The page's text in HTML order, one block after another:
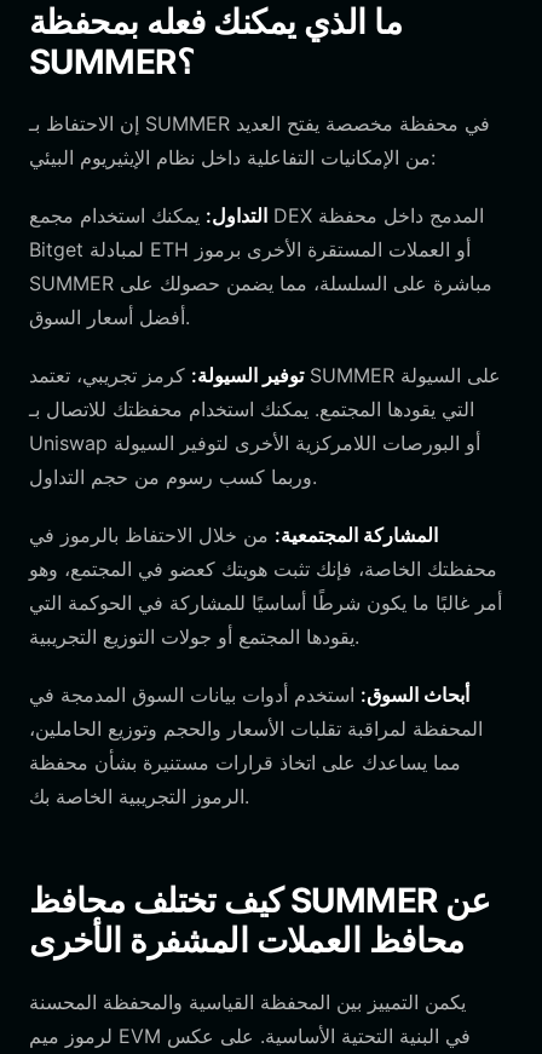
ما الذي يمكنك فعله بمحفظة
SUMMER؟
إن الاحتفاظ بـ SUMMER في محفظة مخصصة يفتح العديد
من الإمكانيات التفاعلية داخل نظام الإيثيريوم البيئي:
التداول: يمكنك استخدام مجمع DEX المدمج داخل محفظة
Bitget لمبادلة ETH أو العملات المستقرة الأخرى برموز
SUMMER مباشرة على السلسلة، مما يضمن حصولك على
أفضل أسعار السوق.
توفير السيولة: كرمز تجريبي، تعتمد SUMMER على السيولة
التي يقودها المجتمع. يمكنك استخدام محفظتك للاتصال بـ
Uniswap أو البورصات اللامركزية الأخرى لتوفير السيولة
وربما كسب رسوم من حجم التداول.
المشاركة المجتمعية: من خلال الاحتفاظ بالرموز في
محفظتك الخاصة، فإنك تثبت هويتك كعضو في المجتمع، وهو
أمر غالبًا ما يكون شرطًا أساسيًا للمشاركة في الحوكمة التي
يقودها المجتمع أو جولات التوزيع التجريبية.
أبحاث السوق: استخدم أدوات بيانات السوق المدمجة في
المحفظة لمراقبة تقلبات الأسعار والحجم وتوزيع الحاملين،
مما يساعدك على اتخاذ قرارات مستنيرة بشأن محفظة
الرموز التجريبية الخاصة بك.
كيف تختلف محافظ SUMMER عن
محافظ العملات المشفرة الأخرى
يكمن التمييز بين المحفظة القياسية والمحفظة المحسنة
لرموز ميم EVM في البنية التحتية الأساسية. على عكس